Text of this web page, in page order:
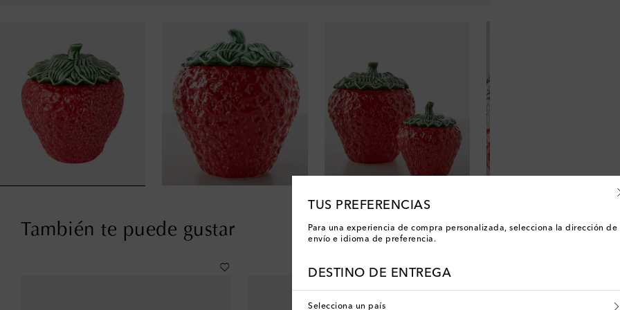
También te puede gustar
TUS PREFERENCIAS
Para una experiencia de compra personalizada, selecciona la dirección de
envío e idioma de preferencia.
DESTINO DE ENTREGA
Selecciona un país